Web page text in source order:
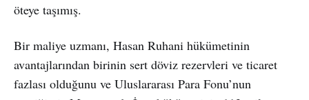
öteye taşımış.
Bir maliye uzmanı, Hasan Ruhani hükümetinin
avantajlarından birinin sert döviz rezervleri ve ticaret
fazlası olduğunu ve Uluslararası Para Fonu’nun